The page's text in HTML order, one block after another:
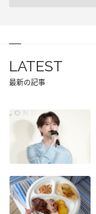
LATEST
最新の記事